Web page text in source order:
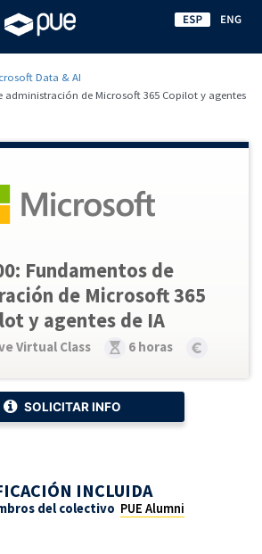
Data & AI
administración de Microsoft 365 Copilot y agentes
Fundamentos de
de Microsoft 365
y agentes de IA
Virtual Class
6 horas
SOLICITAR INFO
INCLUIDA
del colectivo PUE Alumni